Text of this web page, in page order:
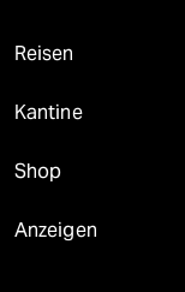
Reisen
Kantine
Shop
Anzeigen